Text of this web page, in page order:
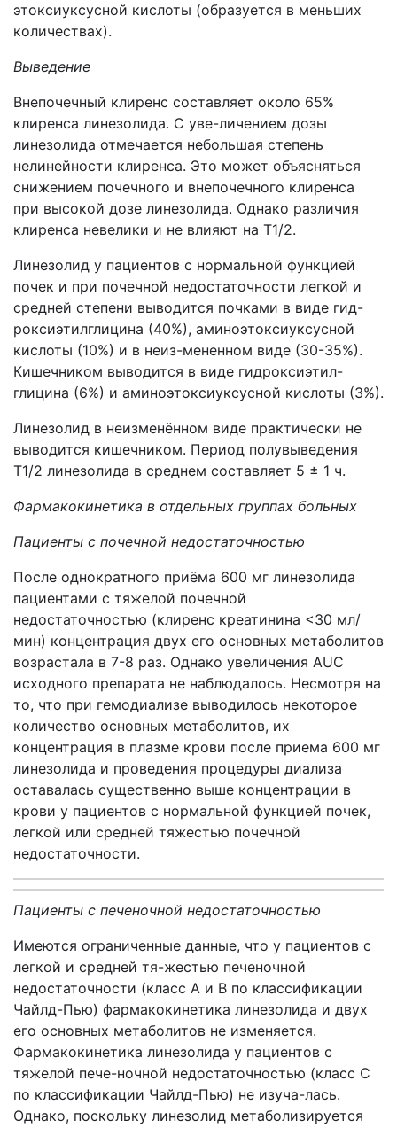
этоксиуксусной кислоты (образуется в меньших
количествах).
Выведение
Внепочечный клиренс составляет около 65%
клиренса линезолида. С уве-личением дозы
линезолида отмечается небольшая степень
нелинейности клиренса. Это может объясняться
снижением почечного и внепочечного клиренса
при высокой дозе линезолида. Однако различия
клиренса невелики и не влияют на T1/2.
Линезолид у пациентов с нормальной функцией
почек и при почечной недостаточности легкой и
средней степени выводится почками в виде гид-
роксиэтилглицина (40%), аминоэтоксиуксусной
кислоты (10%) и в неиз-мененном виде (30-35%).
Кишечником выводится в виде гидроксиэтил-
глицина (6%) и аминоэтоксиуксусной кислоты (3%).
Линезолид в неизменённом виде практически не
выводится кишечником. Период полувыведения
T1/2 линезолида в среднем составляет 5 ± 1 ч.
Фармакокинетика в отдельных группах больных
Пациенты с почечной недостаточностью
После однократного приёма 600 мг линезолида
пациентами с тяжелой почечной
недостаточностью (клиренс креатинина <30 мл/
мин) концентрация двух его основных метаболитов
возрастала в 7-8 раз. Однако увеличения AUC
исходного препарата не наблюдалось. Несмотря на
то, что при гемодиализе выводилось некоторое
количество основных метаболитов, их
концентрация в плазме крови после приема 600 мг
линезолида и проведения процедуры диализа
оставалась существенно выше концентрации в
крови у пациентов с нормальной функцией почек,
легкой или средней тяжестью почечной
недостаточности.
Пациенты с печеночной недостаточностью
Имеются ограниченные данные, что у пациентов с
легкой и средней тя-жестью печеночной
недостаточности (класс А и В по классификации
Чайлд-Пью) фармакокинетика линезолида и двух
его основных метаболитов не изменяется.
Фармакокинетика линезолида у пациентов с
тяжелой пече-ночной недостаточностью (класс С
по классификации Чайлд-Пью) не изуча-лась.
Однако, поскольку линезолид метаболизируется